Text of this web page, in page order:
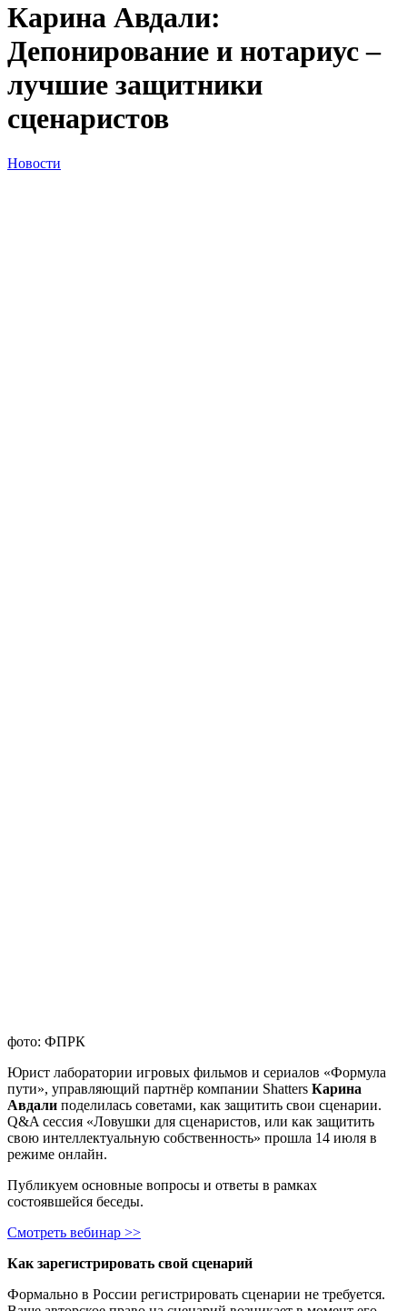
Карина Авдали:
Депонирование и нотариус –
лучшие защитники
сценаристов
Новости
фото: ФПРК
Юрист лаборатории игровых фильмов и сериалов «Формула
пути», управляющий партнёр компании Shatters Карина
Авдали поделилась советами, как защитить свои сценарии.
Q&A сессия «Ловушки для сценаристов, или как защитить
свою интеллектуальную собственность» прошла 14 июля в
режиме онлайн.
Публикуем основные вопросы и ответы в рамках
состоявшейся беседы.
Смотреть вебинар >>
Как зарегистрировать свой сценарий
Формально в России регистрировать сценарии не требуется.